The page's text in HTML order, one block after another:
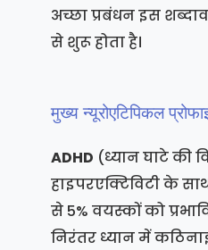
अच्छा प्रबंधन इस
से शुरू होता है।
मुख्य न्यूरोएटिपिकल
ADHD (ध्यान घाटे की
हाइपरएक्टिविटी के
से 5% वयस्कों को
निरंतर ध्यान में